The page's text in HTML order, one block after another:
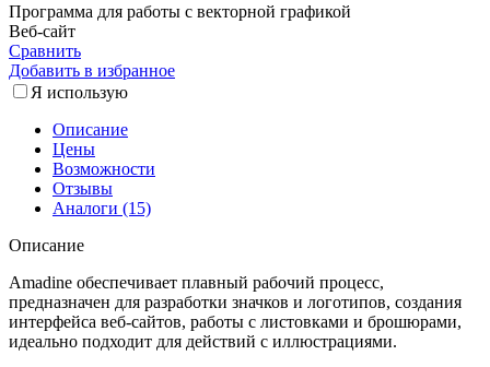
Программа для работы с векторной графикой
Веб-сайт
Сравнить
Добавить в избранное
Я использую
Описание
Цены
Возможности
Отзывы
Аналоги (15)
Описание
Amadine обеспечивает плавный рабочий процесс,
предназначен для разработки значков и логотипов, создания
интерфейса веб-сайтов, работы с листовками и брошюрами,
идеально подходит для действий с иллюстрациями.